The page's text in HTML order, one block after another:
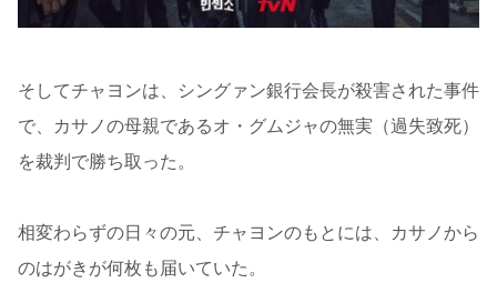
そしてチャヨンは、シングァン銀行会長が殺害された事件
で、カサノの母親であるオ・グムジャの無実（過失致死）
を裁判で勝ち取った。
相変わらずの日々の元、チャヨンのもとには、カサノから
のはがきが何枚も届いていた。